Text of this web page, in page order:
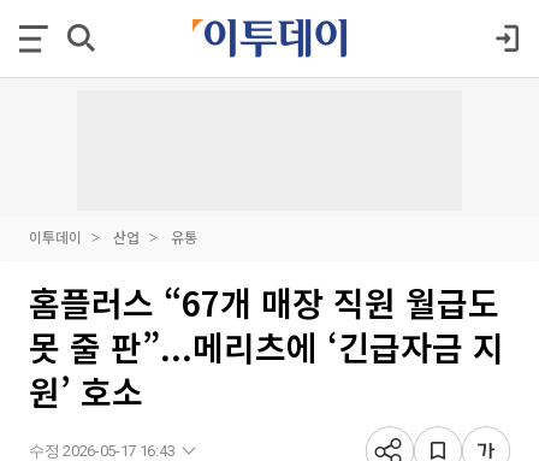
이투데이 산업 유통
홈플러스 “67개 매장 직원 월급도
못 줄 판”...메리츠에 ‘긴급자금 지
원’ 호소
수정 2026-05-17 16:43